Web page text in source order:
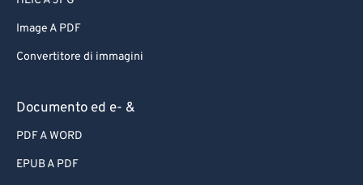
Image A PDF
Convertitore di immagini
Documento ed e- &
PDF A WORD
EPUB A PDF